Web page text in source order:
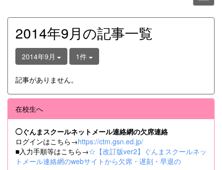
2014年9月の記事一覧
2014年9月 1件
記事がありません。
在校生へ
◯ぐんまスクールネットメール連絡網の欠席連絡
ログインはこちら→https://ctm.gsn.ed.jp/
■入力手順等はこちら→☆【改訂版ver2】ぐんまスクールネッ
トメール連絡網のwebサイトから欠席・遅刻・早退の